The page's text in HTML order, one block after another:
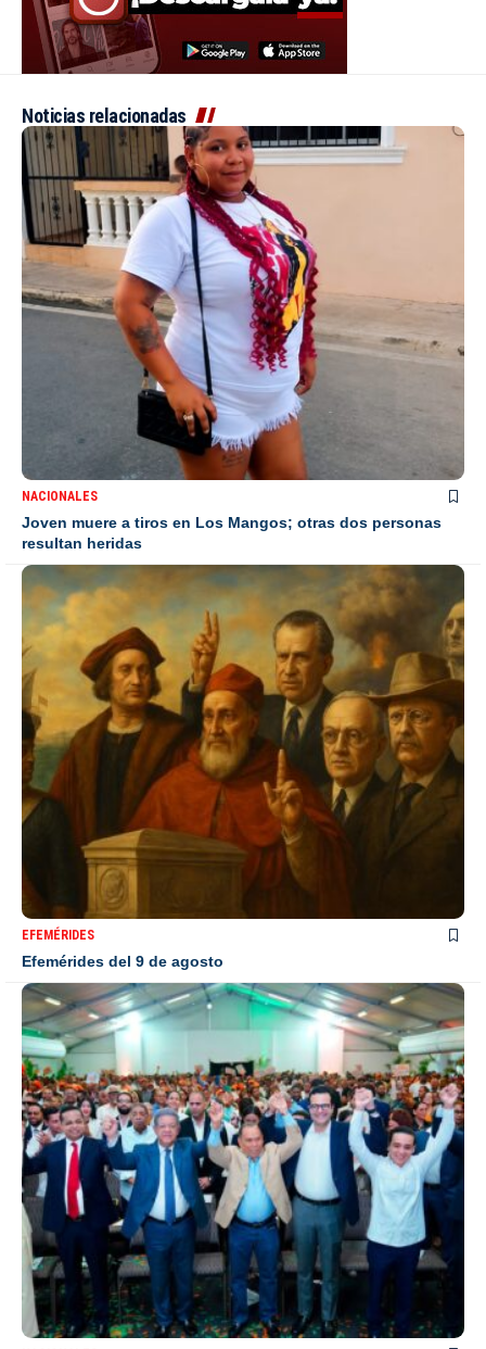
Noticias relacionadas
NACIONALES
Joven muere a tiros en Los Mangos; otras dos personas
resultan heridas
EFEMÉRIDES
Efemérides del 9 de agosto